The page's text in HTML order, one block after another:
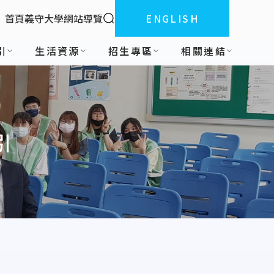
:::
首頁義守大學網站導覽 全站搜索ENGLISH
生活資源 招生專區 相關連結